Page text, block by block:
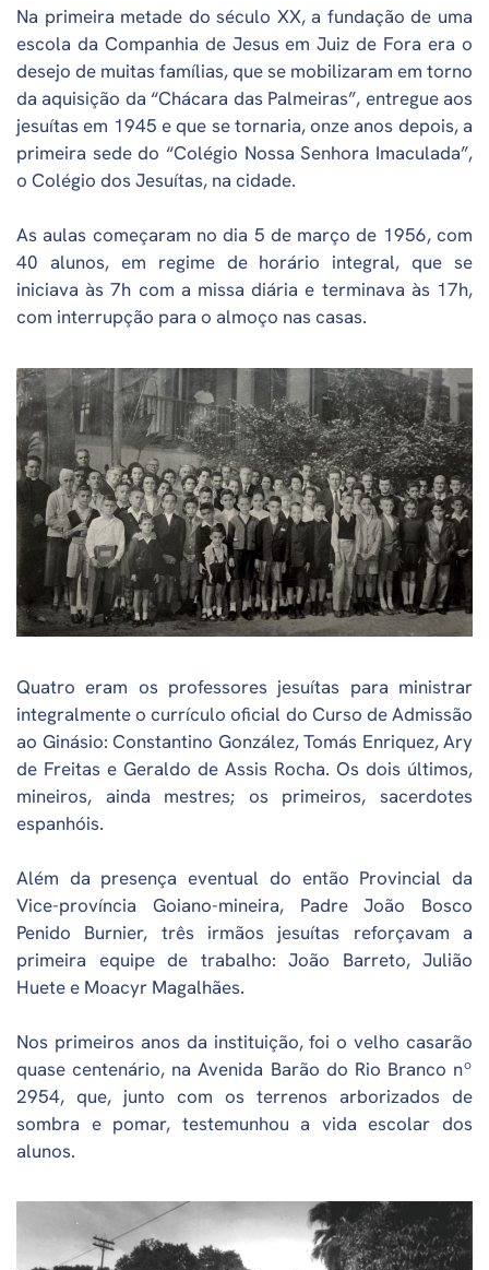
Na primeira metade do século XX, a fundação de uma
escola da Companhia de Jesus em Juiz de Fora era o
desejo de muitas famílias, que se mobilizaram em torno
da aquisição da “Chácara das Palmeiras”, entregue aos
jesuítas em 1945 e que se tornaria, onze anos depois, a
primeira sede do “Colégio Nossa Senhora Imaculada”,
o Colégio dos Jesuítas, na cidade.
As aulas começaram no dia 5 de março de 1956, com
40 alunos, em regime de horário integral, que se
iniciava às 7h com a missa diária e terminava às 17h,
com interrupção para o almoço nas casas.
Quatro eram os professores jesuítas para ministrar
integralmente o currículo oficial do Curso de Admissão
ao Ginásio: Constantino González, Tomás Enriquez, Ary
de Freitas e Geraldo de Assis Rocha. Os dois últimos,
mineiros, ainda mestres; os primeiros, sacerdotes
espanhóis.
Além da presença eventual do então Provincial da
Vice-província Goiano-mineira, Padre João Bosco
Penido Burnier, três irmãos jesuítas reforçavam a
primeira equipe de trabalho: João Barreto, Julião
Huete e Moacyr Magalhães.
Nos primeiros anos da instituição, foi o velho casarão
quase centenário, na Avenida Barão do Rio Branco nº
2954, que, junto com os terrenos arborizados de
sombra e pomar, testemunhou a vida escolar dos
alunos.